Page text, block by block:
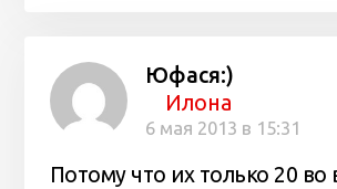
Юфася:)
Илона
6 мая 2013 в 15:31
Потому что их только 20 во